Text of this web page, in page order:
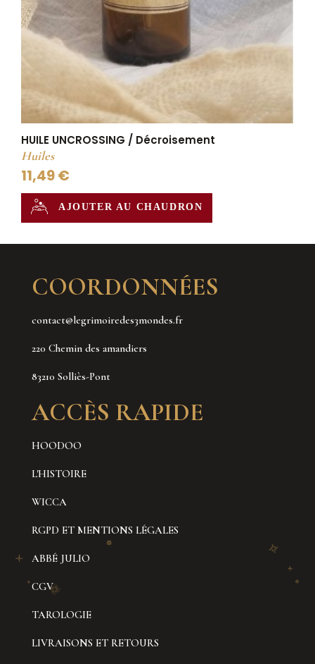
HUILE UNCROSSING / Décroisement
Huiles
11,49 €
AJOUTER AU CHAUDRON
COORDONNÉES
contact@legrimoiredes3mondes.fr
220 Chemin des amandiers
83210 Solliès-Pont
ACCÈS RAPIDE
HOODOO
L'HISTOIRE
WICCA
RGPD ET MENTIONS LÉGALES
ABBÉ JULIO
CGV
TAROLOGIE
LIVRAISONS ET RETOURS